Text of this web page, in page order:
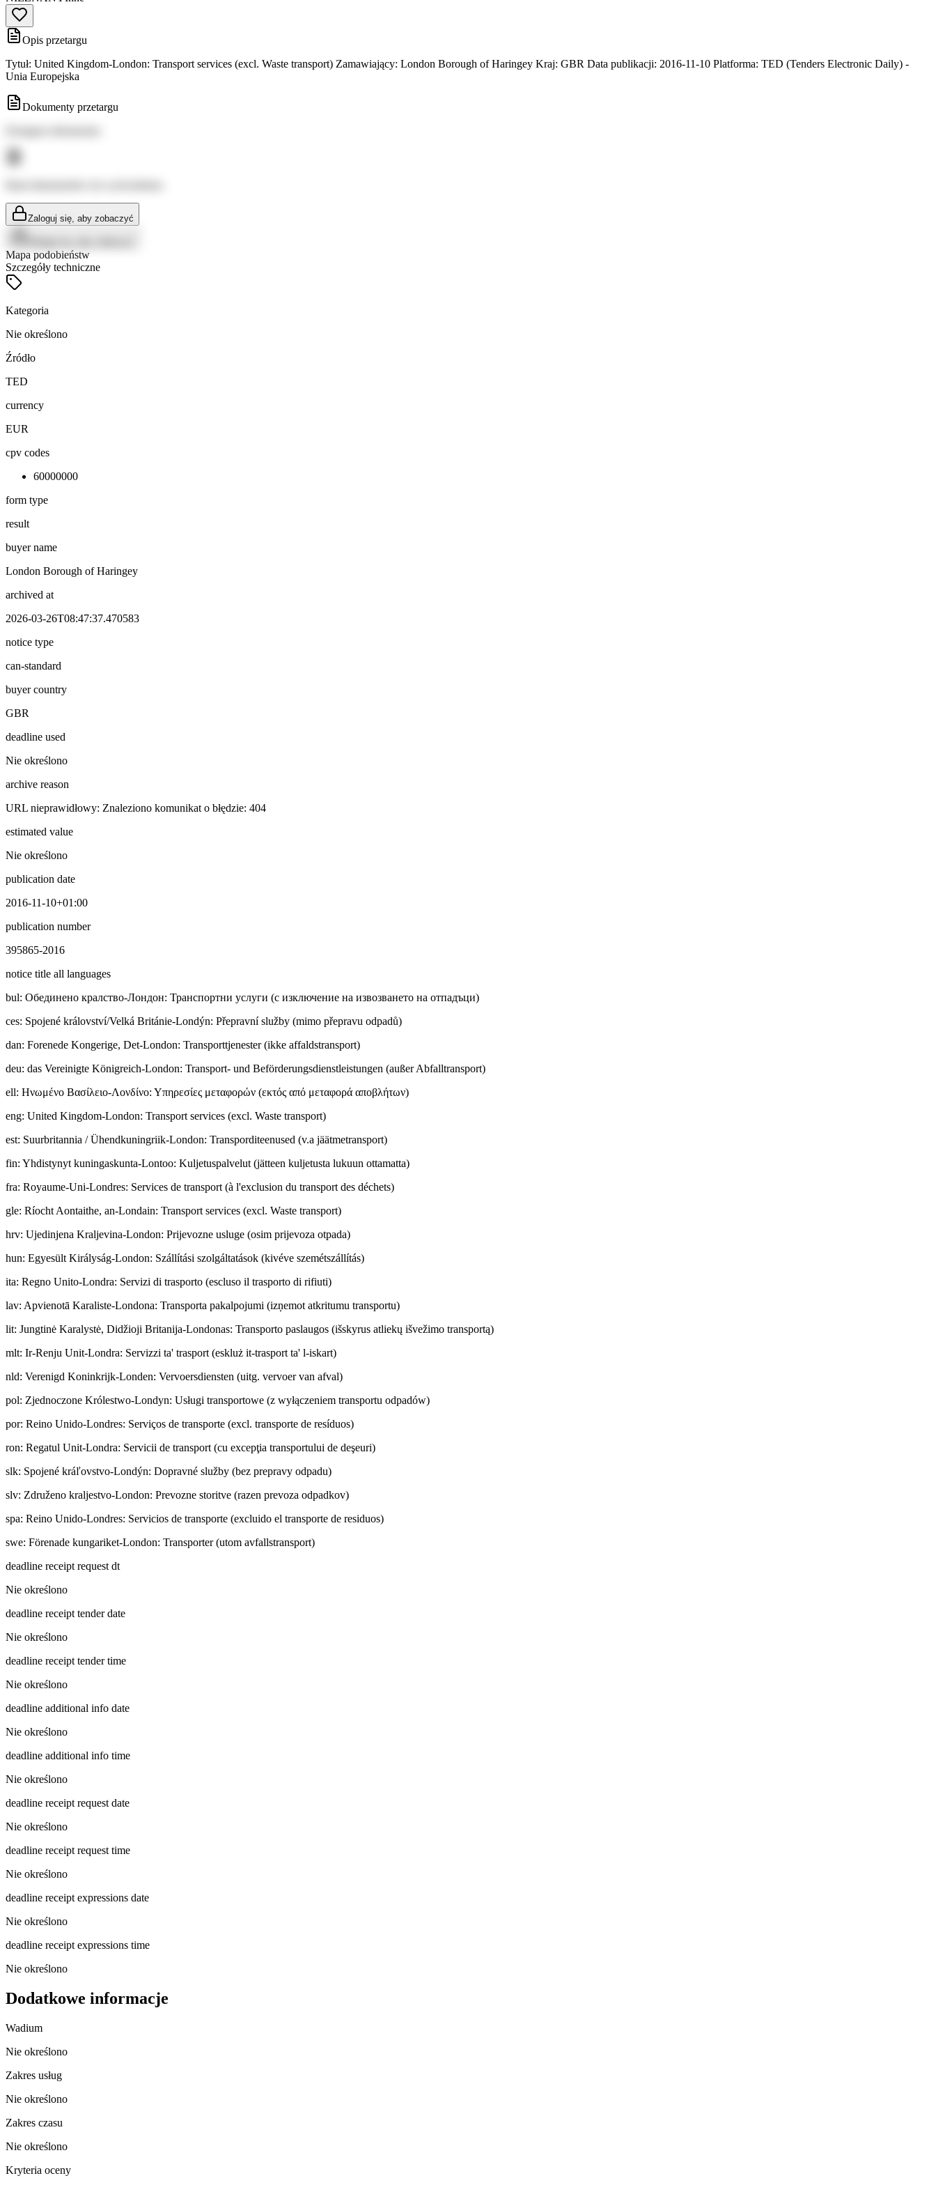
Opis przetargu
Tytuł: United Kingdom-London: Transport services (excl. Waste transport) Zamawiający: London Borough of Haringey Kraj: GBR Data publikacji: 2016-11-10 Platforma: TED (Tenders Electronic Daily) -
Unia Europejska
Dokumenty przetargu
Zaloguj się, aby zobaczyć
Mapa podobieństw
Szczegóły techniczne
Kategoria
Nie określono
Źródło
TED
currency
EUR
cpv codes
60000000
form type
result
buyer name
London Borough of Haringey
archived at
2026-03-26T08:47:37.470583
notice type
can-standard
buyer country
GBR
deadline used
Nie określono
archive reason
URL nieprawidłowy: Znaleziono komunikat o błędzie: 404
estimated value
Nie określono
publication date
2016-11-10+01:00
publication number
395865-2016
notice title all languages
bul: Обединено кралство-Лондон: Транспортни услуги (с изключение на извозването на отпадъци)
ces: Spojené království/Velká Británie-Londýn: Přepravní služby (mimo přepravu odpadů)
dan: Forenede Kongerige, Det-London: Transporttjenester (ikke affaldstransport)
deu: das Vereinigte Königreich-London: Transport- und Beförderungsdienstleistungen (außer Abfalltransport)
ell: Ηνωμένο Βασίλειο-Λονδίνο: Υπηρεσίες μεταφορών (εκτός από μεταφορά αποβλήτων)
eng: United Kingdom-London: Transport services (excl. Waste transport)
est: Suurbritannia / Ühendkuningriik-London: Transporditeenused (v.a jäätmetransport)
fin: Yhdistynyt kuningaskunta-Lontoo: Kuljetuspalvelut (jätteen kuljetusta lukuun ottamatta)
fra: Royaume-Uni-Londres: Services de transport (à l'exclusion du transport des déchets)
gle: Ríocht Aontaithe, an-Londain: Transport services (excl. Waste transport)
hrv: Ujedinjena Kraljevina-London: Prijevozne usluge (osim prijevoza otpada)
hun: Egyesült Királyság-London: Szállítási szolgáltatások (kivéve szemétszállítás)
ita: Regno Unito-Londra: Servizi di trasporto (escluso il trasporto di rifiuti)
lav: Apvienotā Karaliste-Londona: Transporta pakalpojumi (izņemot atkritumu transportu)
lit: Jungtinė Karalystė, Didžioji Britanija-Londonas: Transporto paslaugos (išskyrus atliekų išvežimo transportą)
mlt: Ir-Renju Unit-Londra: Servizzi ta' trasport (eskluż it-trasport ta' l-iskart)
nld: Verenigd Koninkrijk-Londen: Vervoersdiensten (uitg. vervoer van afval)
pol: Zjednoczone Królestwo-Londyn: Usługi transportowe (z wyłączeniem transportu odpadów)
por: Reino Unido-Londres: Serviços de transporte (excl. transporte de resíduos)
ron: Regatul Unit-Londra: Servicii de transport (cu excepţia transportului de deşeuri)
slk: Spojené kráľovstvo-Londýn: Dopravné služby (bez prepravy odpadu)
slv: Združeno kraljestvo-London: Prevozne storitve (razen prevoza odpadkov)
spa: Reino Unido-Londres: Servicios de transporte (excluido el transporte de residuos)
swe: Förenade kungariket-London: Transporter (utom avfallstransport)
deadline receipt request dt
Nie określono
deadline receipt tender date
Nie określono
deadline receipt tender time
Nie określono
deadline additional info date
Nie określono
deadline additional info time
Nie określono
deadline receipt request date
Nie określono
deadline receipt request time
Nie określono
deadline receipt expressions date
Nie określono
deadline receipt expressions time
Nie określono
Dodatkowe informacje
Wadium
Nie określono
Zakres usług
Nie określono
Zakres czasu
Nie określono
Kryteria oceny